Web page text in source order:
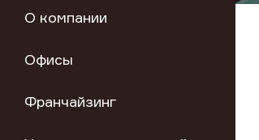
О компании
Офисы
Франчайзинг